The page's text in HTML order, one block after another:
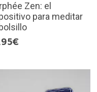
Zen: el
para meditar